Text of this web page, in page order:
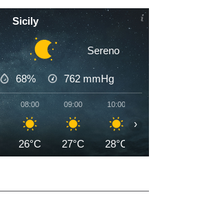
Sicily
Sereno
68% 762 mmHg
08:00
26°C
09:00
27°C
10:00
28°C
›